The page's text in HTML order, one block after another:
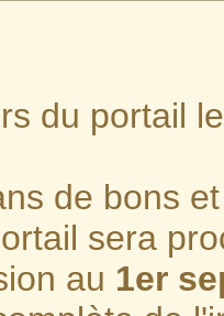
du portail
de bons
sera
au 1er